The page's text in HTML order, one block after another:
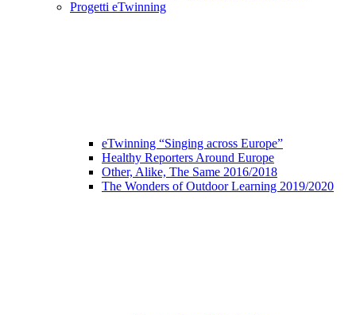
Progetti eTwinning
eTwinning “Singing across Europe”
Healthy Reporters Around Europe
Other, Alike, The Same 2016/2018
The Wonders of Outdoor Learning 2019/2020